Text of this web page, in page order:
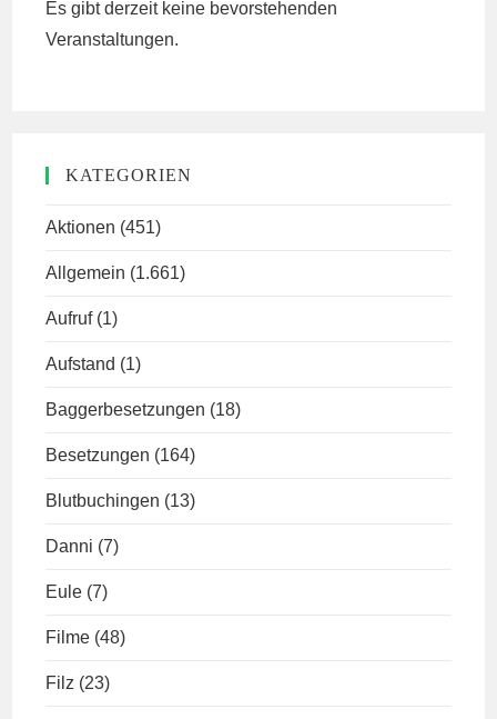
Es gibt derzeit keine bevorstehenden
Veranstaltungen.
KATEGORIEN
Aktionen (451)
Allgemein (1.661)
Aufruf (1)
Aufstand (1)
Baggerbesetzungen (18)
Besetzungen (164)
Blutbuchingen (13)
Danni (7)
Eule (7)
Filme (48)
Filz (23)